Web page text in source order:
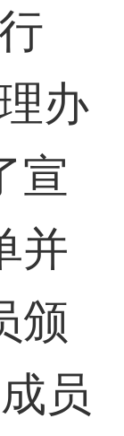
办
宣
并
颁
员